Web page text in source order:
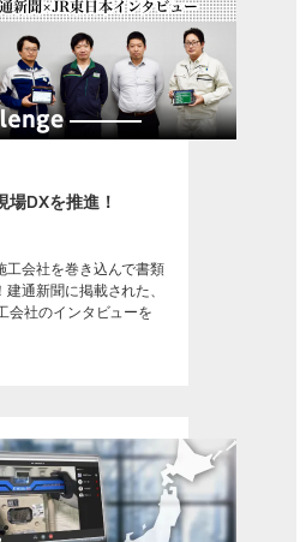
場DXを推進！
工会社を巻き込んで書類
通新聞に掲載された、
会社のインタビューを